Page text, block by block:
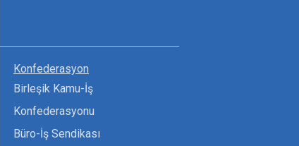
Konfederasyon
Birleşik Kamu-İş
Konfederasyonu
Büro-İş Sendikası